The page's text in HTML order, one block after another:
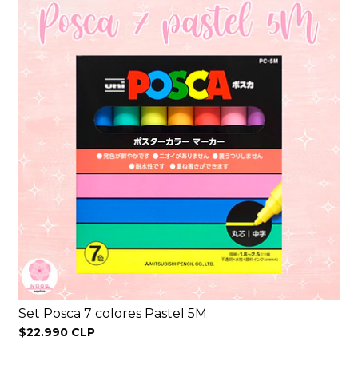
Set Posca 7 colores Pastel 5M
$22.990 CLP